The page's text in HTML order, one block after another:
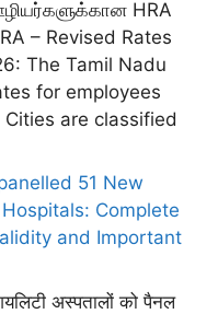
HRA
– Revised Rates
The Tamil Nadu
for employees
are classified
51 New
Complete
and Important
अस्पतालों को पैनल